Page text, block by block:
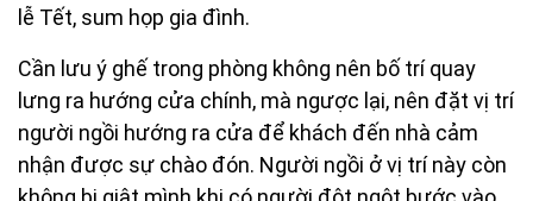
lễ Tết, sum họp gia đình.
Cần lưu ý ghế trong phòng không nên bố trí quay
lưng ra hướng cửa chính, mà ngược lại, nên đặt vị trí
người ngồi hướng ra cửa để khách đến nhà cảm
nhận được sự chào đón. Người ngồi ở vị trí này còn